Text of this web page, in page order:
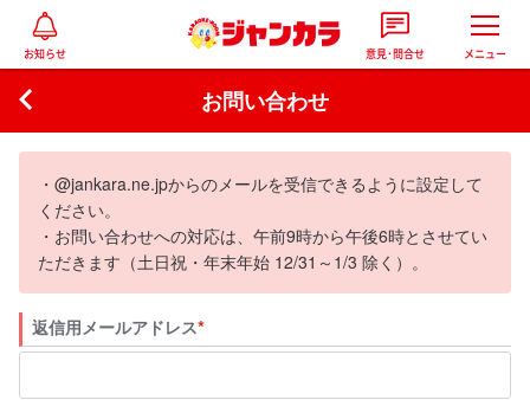
お知らせ 意見･問合せ メニュー
お問い合わせ

・@jankara.ne.jpからのメールを受信できるように設定して
ください。
・お問い合わせへの対応は、午前9時から午後6時とさせてい
ただきます（土日祝・年末年始 12/31～1/3 除く）。
返信用メールアドレス*